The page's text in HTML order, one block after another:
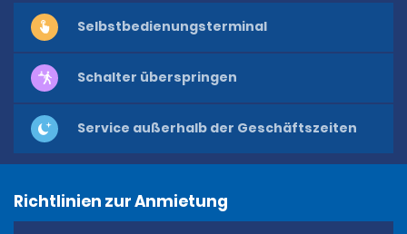
Selbstbedienungsterminal
Schalter überspringen
Service außerhalb der Geschäftszeiten
Richtlinien zur Anmietung